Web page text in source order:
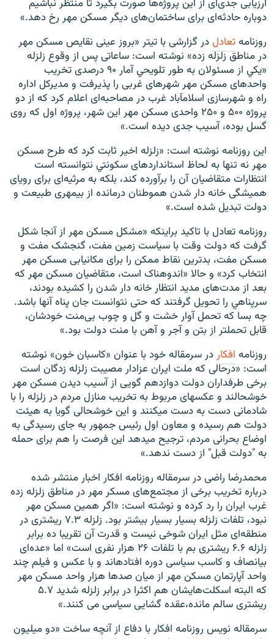
ارزیابی جدی‌ای از این پروژه‌ها صورت بگیرد تا منتظر نباشیم
دوباره حادثه‌ای برای ساختمان‌های دیگر مسکن مهر رخ دهد.»
روزنامهتعادلدر گزارشی با تیتر «بروز عينی نقايص مسكن مهر
در مناطق زلزله زده» نوشته است: ساعاتی پس از وقوع زلزله
«يكي از مسئولان به طور تلويحي آمار ۹۰ درصدی تخريب
واحدهای مسكن مهر شهرهای غربی را پذيرفت و مديركل اداره
راه و شهرسازی اسلام‎آباد غرب در مصاحبه‌ای اعلام كرد كه از دو
پروژه ۵۰۰ و ۲۵۰ واحدی مسكن مهر اين شهر، پروژه اول كه روی
گسل بوده، آسيب جدی ديده است.»
این روزنامه نوشته است: «زلزله اخير ثابت كرد كه طرح مسكن
مهر نه تنها به لحاظ استانداردهای سكونتي نتوانسته است
انتظارات متقاضيان آن را برآورده كند، بلكه به مرثيه‌ای برای رويای
هميشگی خانه دار شدن هموطنان درمانده از بی‎مهری طبيعت و
دولت تبديل شده است.»
روزنامه تعادل با تاکید براینکه «مشكل مسکن مهر از آنجا شكل
گرفت كه دولت وقت با سياست زمين مفت، گنجشک مفت و
مسكن مفت، بدترين نقاط ممكن را برای مكان‎يابی مسكن مهر
انتخاب كرد» و حالا «اندوهناک است، متقاضيان مسكن مهر كه
بعد از مدت‌های مديد انتظار خانه دار شدن را كشيده بودند،
سرپناهي را تحويل گرفتند كه حتی نتوانست جان پناه آنها باشد.
چه بسا كه تحمل آوار خشت و گل و چوب بی‌منت خودشان،
قابل تحمل‎تر از بتن و آجر و آهن با منت دولت بود.»
روزنامه افکار در سرمقاله خود با عنوان «کاسبان خون» نوشته
است: «درحالی که ملت ایران عزادار مصیبت زلزله زدگان است
برخی طرفداران دولت دوازدهم گویی از آسیب دیدن مسکن مهر
خوشحالند و عکس‎های مربوط به تخریب منازل مردم در زلزله را با
شادمانی دست به دست می‎کنند و این خوشحالی گویا به هیئت
دولت هم رسیده و معاون اول رئیس جمهور به جای رسیدگی به
اوضاع بحرانی مردم، ترجیح می‎دهد این فرصت را هم برای حمله
به "دولت قبل" از دست ندهد.»
محمدرضا راضی در سرمقاله روزنامه افکار اخبار منتشر شده
درباره تخریب برخی از مجتمع‌های مسکر مهر در مناطق زلزله زده
غرب ایران را رد کرده و نوشته است: «اگر همین مسکن مهر
نبود، تلفات زلزله بسیار بسیار بیشتر بود. زلزله ۷.۳ ریشتری در
منطقه‌ای مثل ایران شوخی نیست و قدرت آن تقریبا ده برابر
زلزله ۶.۶ ریشتری بم با تلفات ۲۶ هزار نفری است» اما «عده‌ای
بی‎انصاف و کاسب سیاسی دوره افتاده‎اند و با عکس و فیلم چند
واحد آپارتمان مسکن مهر از میان صدها هزار واحد مسکن مهر
که البته اسکلت‌هایشان هم اکثرا در برابر زلزله شدید ۵.۷
ریشتری سالم مانده،عقده گشایی سیاسی می کنند.»
سرمقاله نویس روزنامه افکار با دفاع از آنچه ساخت «دو میلیون